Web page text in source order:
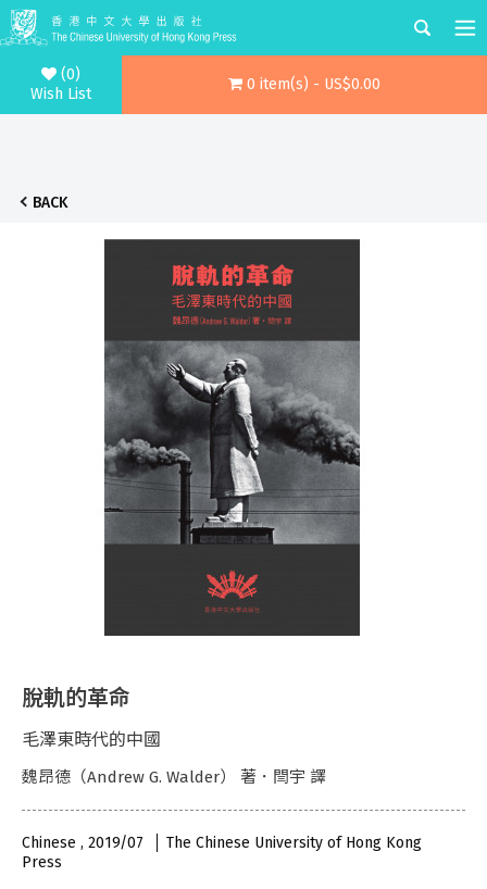
(0)
Wish List
0 item(s) - US$0.00
BACK
脫軌的革命
毛澤東時代的中國
魏昂德（Andrew G. Walder） 著．閆宇 譯
Chinese , 2019/07
The Chinese University of Hong Kong
Press